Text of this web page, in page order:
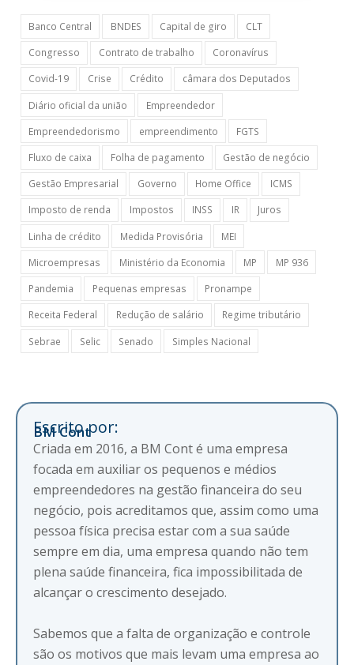
Banco Central BNDES Capital de giro
CLT
Congresso
Contrato de trabalho
Coronavírus
Covid-19
Crise Crédito
câmara dos Deputados
Diário oficial da união
Empreendedor
Empreendedorismo
empreendimento
FGTS
Fluxo de caixa
Folha de pagamento
Gestão de negócio
Gestão Empresarial
Governo Home Office
ICMS
Imposto de renda
Impostos INSS IR
Juros
Linha de crédito
Medida Provisória
MEI
Microempresas
Ministério da Economia MP
MP 936
Pandemia
Pequenas empresas
Pronampe
Receita Federal
Redução de salário
Regime tributário
Sebrae
Selic Senado Simples Nacional
Escrito por:
BM Cont
Criada em 2016, a BM Cont é uma empresa
focada em auxiliar os pequenos e médios
empreendedores na gestão financeira do seu
negócio, pois acreditamos que, assim como uma
pessoa física precisa estar com a sua saúde
sempre em dia, uma empresa quando não tem
plena saúde financeira, fica impossibilitada de
alcançar o crescimento desejado.
Sabemos que a falta de organização e controle
são os motivos que mais levam uma empresa ao